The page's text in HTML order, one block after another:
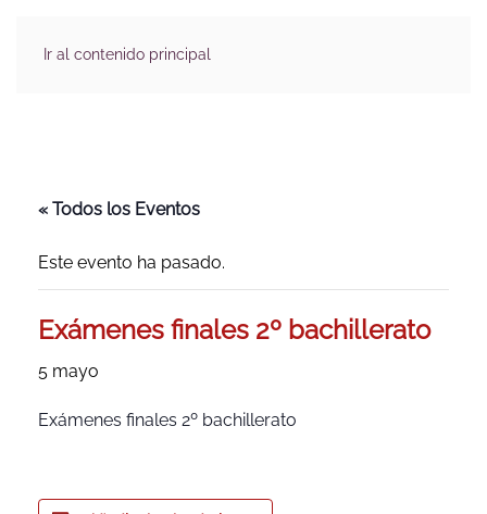
Ir al contenido principal
« Todos los Eventos
Este evento ha pasado.
Exámenes finales 2º bachillerato
5 mayo
Exámenes finales 2º bachillerato